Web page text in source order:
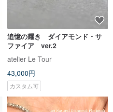
追憶の耀き ダイアモンド・サ
ファイア ver.2
atelier Le Tour
43,000円
カスタム可